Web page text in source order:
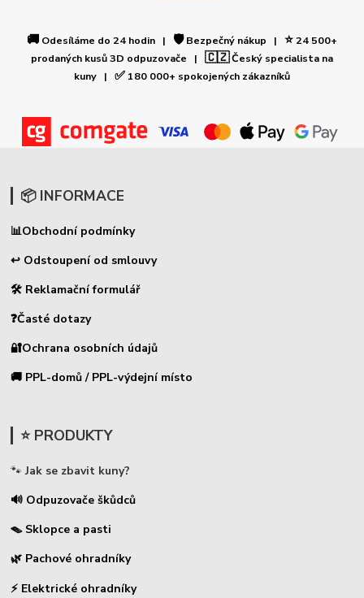
🚚 Odesíláme do 24 hodin | 🛡️Bezpečný nákup | ⭐24 500+
prodaných kusů 3D odpuzovače | 🇨🇿Český specialista na
kuny | ✅ 180 000+ spokojených zákazníků
📦 INFORMACE
📊Obchodní podmínky
↩ Odstoupení od smlouvy
🛠 Reklamační formulář
❓Časté dotazy
🔐Ochrana osobních údajů
🚚 PPL-domů / PPL-výdejní místo
⭐ PRODUKTY
🐾 Jak se zbavit kuny?
🔊 Odpuzovače škůdců
🪤 Sklopce a pasti
🌿 Pachové ohradníky
⚡ Elektrické ohradníky